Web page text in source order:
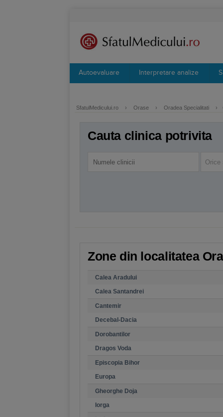
Autoevaluare Interpretare analize
SfatulMedicului.ro › Orase › Oradea Specialitati ›
Cauta clinica potrivita
Orice
Zone din localitatea
Calea Aradului
Calea Santandrei
Cantemir
Decebal-Dacia
Dorobantilor
Dragos Voda
Episcopia Bihor
Europa
Gheorghe Doja
Iorga